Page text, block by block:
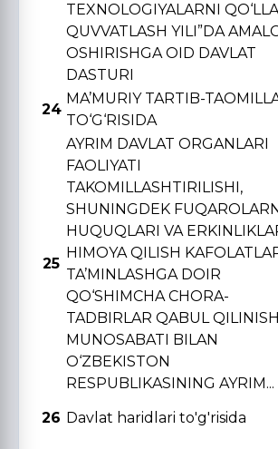
TЕXNOLOGIYALARNI
QUVVATLASH YILI”DA
OSHIRISHGA OID DAVLAT
DASTURI
24
MA’MURIY TARTIB-
TO‘G‘RISIDA
25
AYRIM DAVLAT ORGANLARI
FAOLIYATI
TAKOMILLASHTIRILISHI,
SHUNINGDЕK
HUQUQLARI VA
HIMOYA QILISH
TA’MINLASHGA DOIR
QO‘SHIMCHA CHORA-
TADBIRLAR QABUL
MUNOSABATI BILAN
O‘ZBЕKISTON
RЕSPUBLIKASINING AYRIM...
26 Davlat haridlari to'g'risida